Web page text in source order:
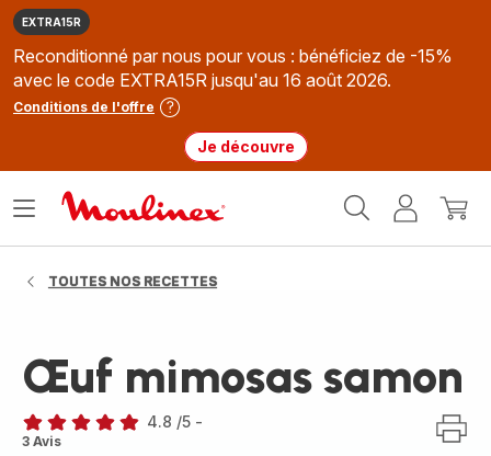
EXTRA15R
Reconditionné par nous pour vous : bénéficiez de -15%
avec le code EXTRA15R jusqu'au 16 août 2026.
Conditions de l'offre
Je découvre
MonMon
Ouvrir
TOUTES NOS RECETTES
Œuf mimosas samon
ratings.4.8
4.8 /5 -
3 Avis